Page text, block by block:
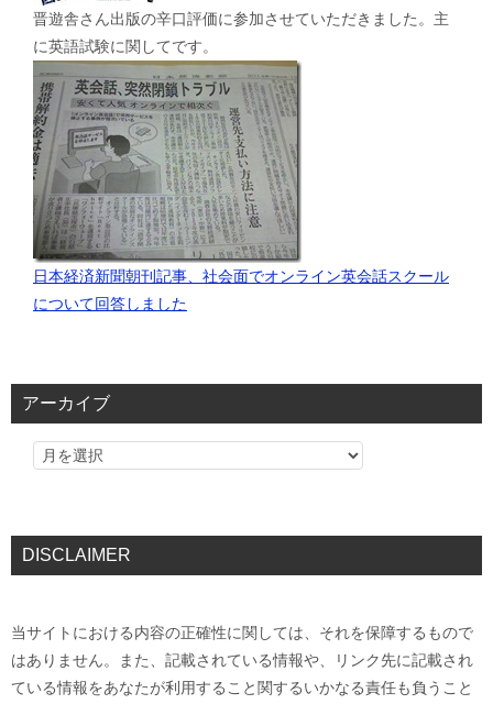
晋遊舎さん出版の辛口評価に参加させていただきました。主
に英語試験に関してです。
日本経済新聞朝刊記事、社会面でオンライン英会話スクール
について回答しました
アーカイブ
DISCLAIMER
当サイトにおける内容の正確性に関しては、それを保障するもので
はありません。また、記載されている情報や、リンク先に記載され
ている情報をあなたが利用すること関するいかなる責任も負うこと